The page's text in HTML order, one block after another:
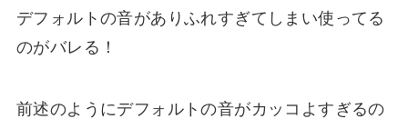
デフォルトの音がありふれすぎてしまい使ってる
のがバレる！
前述のようにデフォルトの音がカッコよすぎるの